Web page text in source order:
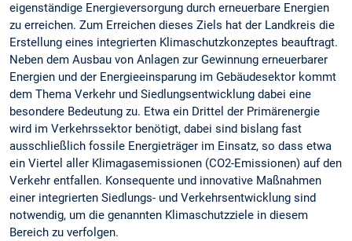
eigenständige Energieversorgung durch erneuerbare Energien
zu erreichen. Zum Erreichen dieses Ziels hat der Landkreis die
Erstellung eines integrierten Klimaschutzkonzeptes beauftragt.
Neben dem Ausbau von Anlagen zur Gewinnung erneuerbarer
Energien und der Energieeinsparung im Gebäudesektor kommt
dem Thema Verkehr und Siedlungsentwicklung dabei eine
besondere Bedeutung zu. Etwa ein Drittel der Primärenergie
wird im Verkehrssektor benötigt, dabei sind bislang fast
ausschließlich fossile Energieträger im Einsatz, so dass etwa
ein Viertel aller Klimagasemissionen (CO2-Emissionen) auf den
Verkehr entfallen. Konsequente und innovative Maßnahmen
einer integrierten Siedlungs- und Verkehrsentwicklung sind
notwendig, um die genannten Klimaschutzziele in diesem
Bereich zu verfolgen.